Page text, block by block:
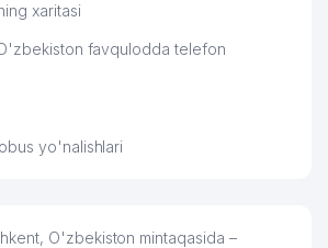
xaritasi
favqulodda telefon
yo'nalishlari
O'zbekiston mintaqasida –